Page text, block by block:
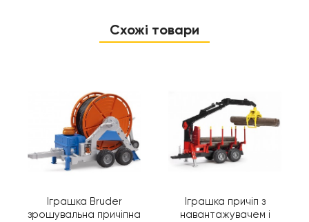
Схожі товари
Іграшка Bruder
зрошувальна причіпна
Іграшка причіп з
навантажувачем і